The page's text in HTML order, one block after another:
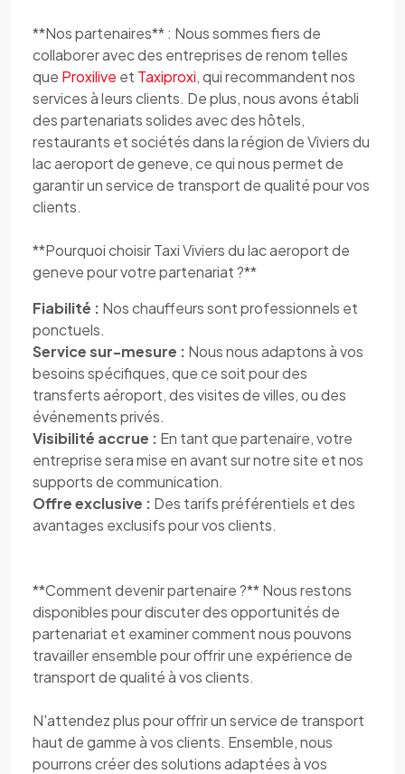
**Nos partenaires** : Nous sommes fiers de
collaborer avec des entreprises de renom telles
que Proxilive et Taxiproxi, qui recommandent nos
services à leurs clients. De plus, nous avons établi
des partenariats solides avec des hôtels,
restaurants et sociétés dans la région de Viviers du
lac aeroport de geneve, ce qui nous permet de
garantir un service de transport de qualité pour vos
clients.
**Pourquoi choisir Taxi Viviers du lac aeroport de
geneve pour votre partenariat ?**
Fiabilité : Nos chauffeurs sont professionnels et
ponctuels.
Service sur-mesure : Nous nous adaptons à vos
besoins spécifiques, que ce soit pour des
transferts aéroport, des visites de villes, ou des
événements privés.
Visibilité accrue : En tant que partenaire, votre
entreprise sera mise en avant sur notre site et nos
supports de communication.
Offre exclusive : Des tarifs préférentiels et des
avantages exclusifs pour vos clients.
**Comment devenir partenaire ?** Nous restons
disponibles pour discuter des opportunités de
partenariat et examiner comment nous pouvons
travailler ensemble pour offrir une expérience de
transport de qualité à vos clients.
N'attendez plus pour offrir un service de transport
haut de gamme à vos clients. Ensemble, nous
pourrons créer des solutions adaptées à vos